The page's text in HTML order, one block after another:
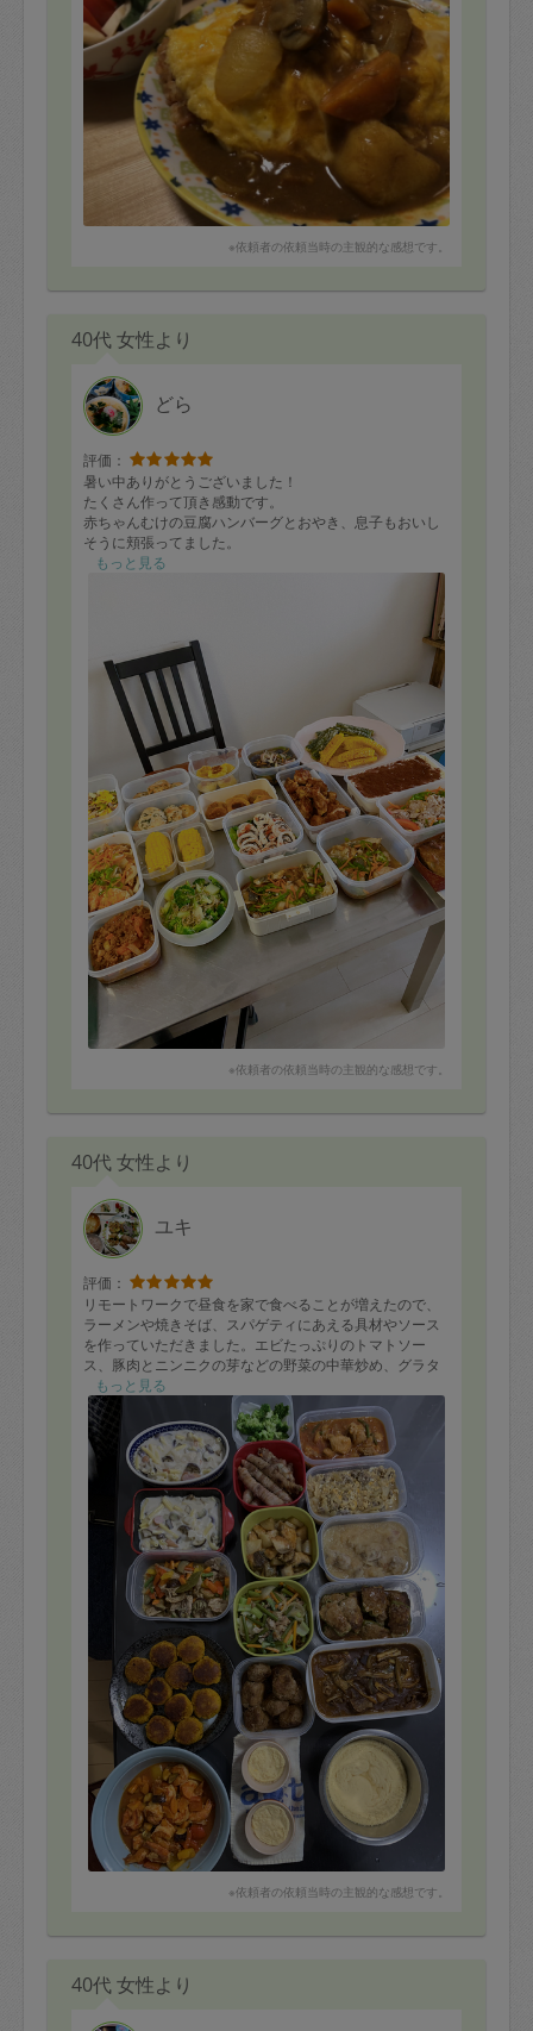
今日もありがとうございました！！
※依頼者の依頼当時の主観的な感想です。
40代 女性より
どら
評価：
暑い中ありがとうございました！
たくさん作って頂き感動です。
赤ちゃんむけの豆腐ハンバーグとおやき、息子もおいし
そうに頬張ってました。
ティラミスもとっても美味しく頂きました。
お料理ができた瞬間涙が出るほど嬉しかったです。夜泣
お昼寝を起こさないようにとの心遣いありがとうござい
ました。
また、お願い致します。
もっと見る
※依頼者の依頼当時の主観的な感想です。
40代 女性より
ユキ
評価：
リモートワークで昼食を家で食べることが増えたので、
ラーメンや焼きそば、スパゲティにあえる具材やソース
を作っていただきました。エビたっぷりのトマトソー
ス、豚肉とニンニクの芽などの野菜の中華炒め、グラタ
ン、牛肉のデミグラスソース、牛の卵とじなどな
ど、、、いつもザックリとしたリクエストにも関わら
ず、素晴らしいお料理を作っていただき大満足です。あ
りがとうございました！！
もっと見る
※依頼者の依頼当時の主観的な感想です。
40代 女性より